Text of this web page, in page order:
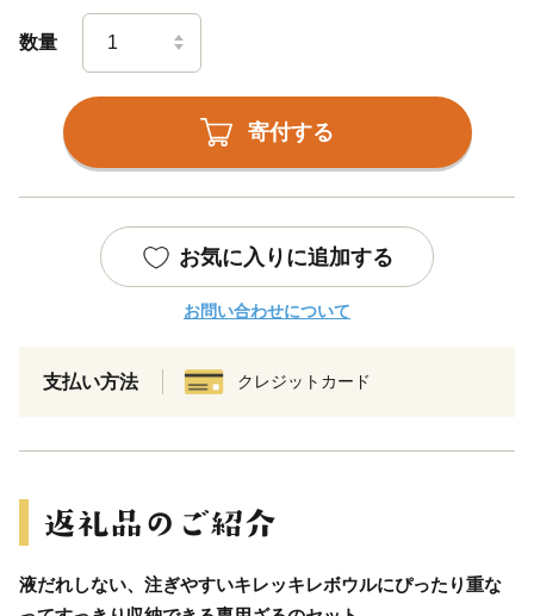
数量
寄付する
お気に入りに追加する
お問い合わせについて
支払い方法 クレジットカード
液だれしない、注ぎやすいキレッキレボウルにぴったり重な